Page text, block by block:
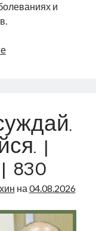
и
Проблем
Narva
|
831
|
830
на 04.08.2026